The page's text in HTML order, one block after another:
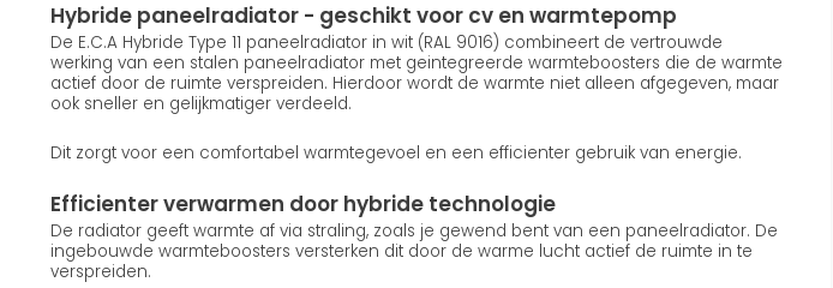
Hybride paneelradiator - geschikt voor cv en warmtepomp
De E.C.A Hybride Type 11 paneelradiator in wit (RAL 9016) combineert de vertrouwde
werking van een stalen paneelradiator met geintegreerde warmteboosters die de warmte
actief door de ruimte verspreiden. Hierdoor wordt de warmte niet alleen afgegeven, maar
ook sneller en gelijkmatiger verdeeld.
Dit zorgt voor een comfortabel warmtegevoel en een efficienter gebruik van energie.
Efficienter verwarmen door hybride technologie
De radiator geeft warmte af via straling, zoals je gewend bent van een paneelradiator. De
ingebouwde warmteboosters versterken dit door de warme lucht actief de ruimte in te
verspreiden.